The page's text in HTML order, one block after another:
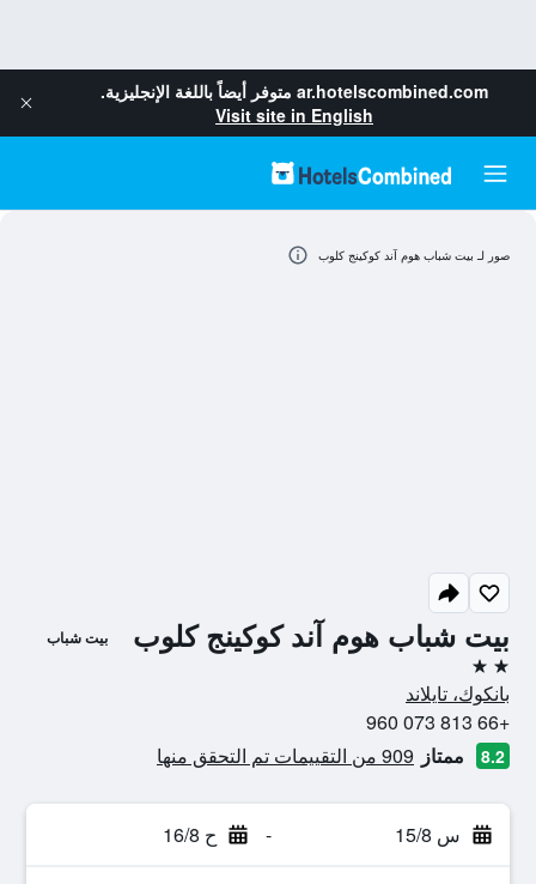
ar.hotelscombined.com متوفر أيضاً باللغة الإنجليزية.
Visit site in English
بيت شباب هوم آند كوكينج كلوب بيت شباب
2 نجمتين
بانكوك، تايلاند
+66 813 073 960
8.2 ممتاز 909 من التقييمات تم التحقق منها
س 15/8 - ح 16/8
صور لـ بيت شباب هوم آند كوكينج كلوب